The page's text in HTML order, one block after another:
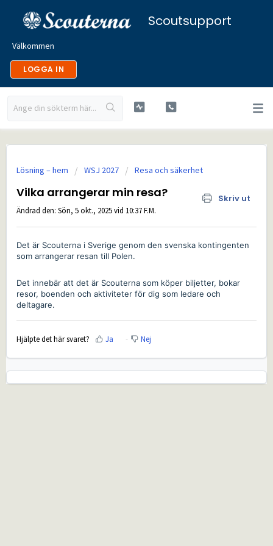
Scoutsupport
Välkommen
LOGGA IN
Lösning – hem WSJ 2027 Resa och säkerhet
Vilka arrangerar min resa? Skriv ut
Ändrad den: Sön, 5 okt., 2025 vid 10:37 F.M.
Det är Scouterna i Sverige genom den svenska kontingenten
som arrangerar resan till Polen.
Det innebär att det är Scouterna som köper biljetter, bokar
resor, boenden och aktiviteter för dig som ledare och
deltagare.
Hjälpte det här svaret? Ja Nej